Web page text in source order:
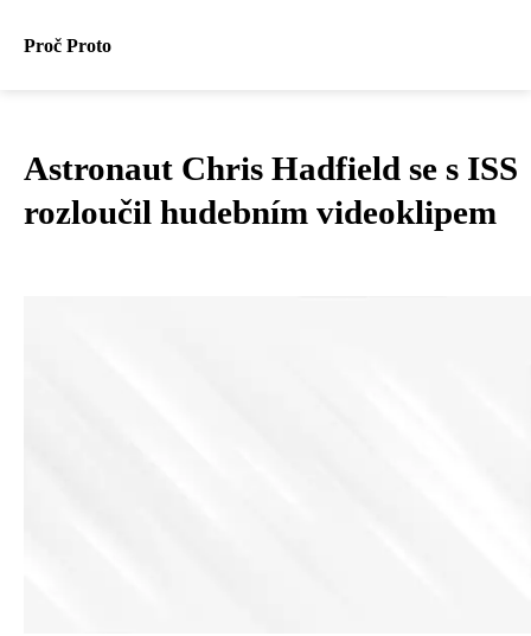
Proč Proto
Astronaut Chris Hadfield se s ISS
rozloučil hudebním videoklipem